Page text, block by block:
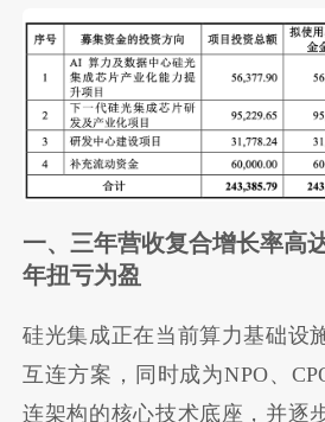
一、三年营收复合增长率高
年扭亏为盈
硅光集成正在当前算力基础设
互连方案，同时成为NPO、
连架构的核心技术底座，并逐